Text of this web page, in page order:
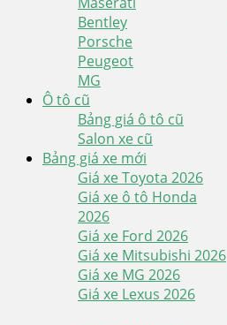
Bentley
Porsche
Peugeot
MG
Ô tô cũ
Bảng giá ô tô cũ
Salon xe cũ
Bảng giá xe mới
Giá xe Toyota 2026
Giá xe ô tô Honda
2026
Giá xe Ford 2026
Giá xe Mitsubishi 2026
Giá xe MG 2026
Giá xe Lexus 2026